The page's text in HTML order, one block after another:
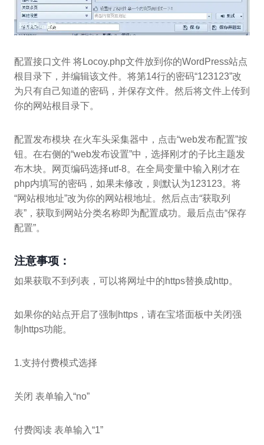
配置接口文件 将Locoy.php文件放到你的WordPress站点
根目录下，并编辑该文件。将第14行的密码“123123”改
为只有自己知道的密码，并保存文件。然后将文件上传到
你的网站根目录下。
配置发布模块 在火车头采集器中，点击“web发布配置”按
钮。在右侧的“web发布设置”中，选择刚才的子比主题发
布木块。网页编码选择utf-8。在全局变量中输入刚才在
php内填写的密码，如果未修改，则默认为123123。将
“网站根地址”改为你的网站根地址。然后点击“获取列
表”，获取到网站分类名称即为配置成功。最后点击“保存
配置”。
注意事项：
如果获取不到列表，可以将网址中的https替换成http。
如果你的站点开启了强制https，请在宝塔面板中关闭强
制https功能。
1.支持付费模式选择
关闭 表单输入“no”
付费阅读 表单输入“1”